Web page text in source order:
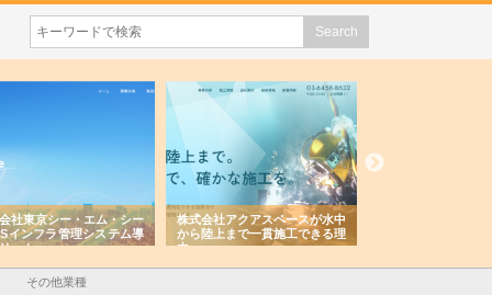
株式会社アクアスペースが水中
から陸上まで一貫施工できる理
由
株式会社地盤調査事務所が選ば
れ続ける理由と建設コンサルの
強み
その他業種